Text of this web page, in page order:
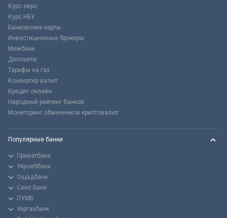
Курс евро
Курс НБУ
Банковские карты
Инвестиционные брокеры
Межбанк
Депозиты
Тарифы на газ
Конвертер валют
Кредит онлайн
Народный рейтинг банков
Мониторинг обменников криптовалют
Популярные банки
Приватбанк
Укрсиббанк
Ощадбанк
Сенс Банк
ПУМБ
Укргазбанк